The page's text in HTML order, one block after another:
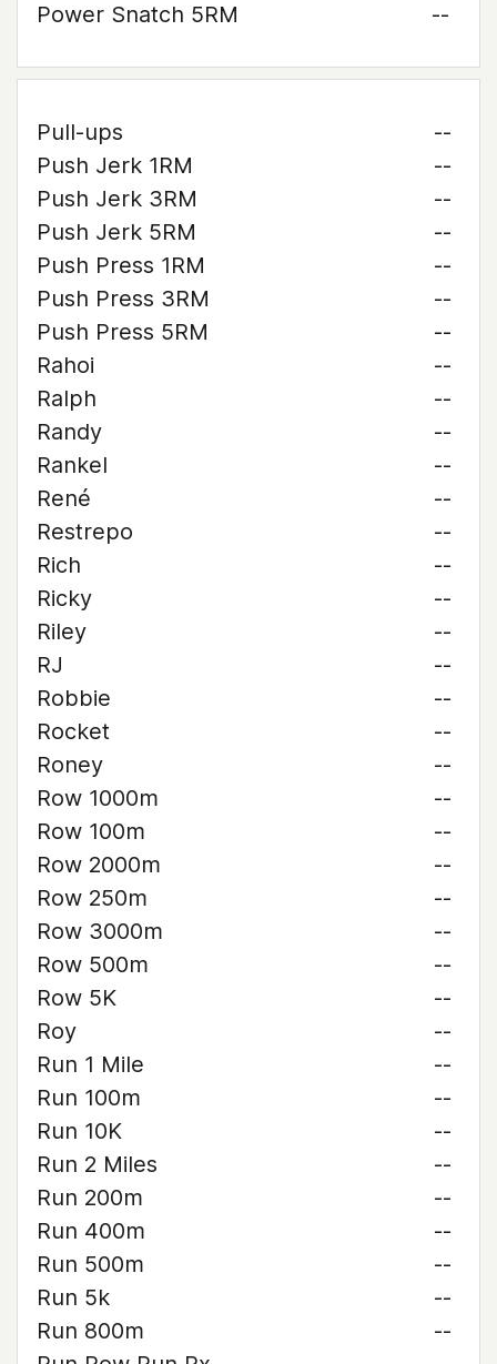
Power Snatch 5RM
--
Pull-ups
--
Push Jerk 1RM
--
Push Jerk 3RM
--
Push Jerk 5RM
--
Push Press 1RM
--
Push Press 3RM
--
Push Press 5RM
--
Rahoi
--
Ralph
--
Randy
--
Rankel
--
René
--
Restrepo
--
Rich
--
Ricky
--
Riley
--
RJ
--
Robbie
--
Rocket
--
Roney
--
Row 1000m
--
Row 100m
--
Row 2000m
--
Row 250m
--
Row 3000m
--
Row 500m
--
Row 5K
--
Roy
--
Run 1 Mile
--
Run 100m
--
Run 10K
--
Run 2 Miles
--
Run 200m
--
Run 400m
--
Run 500m
--
Run 5k
--
Run 800m
--